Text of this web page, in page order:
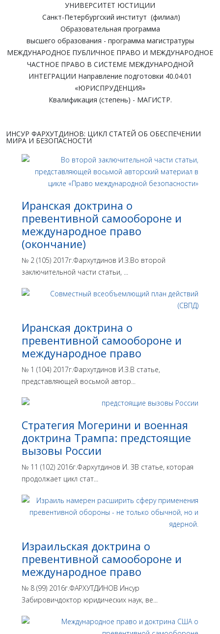
УНИВЕРСИТЕТ ЮСТИЦИИ
Санкт-Петербургский институт (филиал)
Образовательная программа
высшего образования - программа магистратуры
МЕЖДУНАРОДНОЕ ПУБЛИЧНОЕ ПРАВО И МЕЖДУНАРОДНОЕ
ЧАСТНОЕ ПРАВО В СИСТЕМЕ МЕЖДУНАРОДНОЙ
ИНТЕГРАЦИИ Направление подготовки 40.04.01
«ЮРИСПРУДЕНЦИЯ»
Квалификация (степень) - МАГИСТР.
ИНСУР ФАРХУТДИНОВ: ЦИКЛ СТАТЕЙ ОБ ОБЕСПЕЧЕНИИ
МИРА И БЕЗОПАСНОСТИ
Иранская доктрина о
превентивной самообороне и
международное право
(окончание)
№ 2 (105) 2017г.Фархутдинов И.З.Во второй
заключительной части статьи, ...
Иранская доктрина о
превентивной самообороне и
международное право
№ 1 (104) 2017г.Фархутдинов И.З.В статье,
представляющей восьмой автор...
Стратегия Могерини и военная
доктрина Трампа: предстоящие
вызовы России
№ 11 (102) 2016г.Фархутдинов И. ЗВ статье, которая
продолжает цикл стат...
Израильская доктрина o
превентивной самообороне и
международное право
№ 8 (99) 2016г.ФАРХУТДИНОВ Инсур
Забировичдоктор юридических наук, ве...